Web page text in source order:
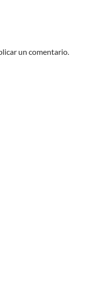
un comentario.